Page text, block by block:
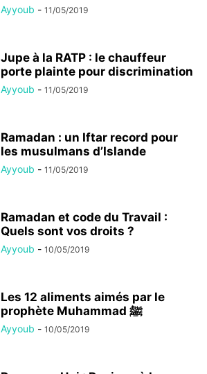
Ayyoub - 11/05/2019
Jupe à la RATP : le chauffeur
porte plainte pour discrimination
Ayyoub - 11/05/2019
Ramadan : un Iftar record pour
les musulmans d’Islande
Ayyoub - 11/05/2019
Ramadan et code du Travail :
Quels sont vos droits ?
Ayyoub - 10/05/2019
Les 12 aliments aimés par le
prophète Muhammad ﷺ
Ayyoub - 10/05/2019